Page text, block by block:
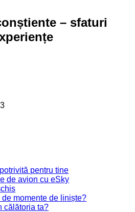
– sfaturi
pentru tine
de avion cu eSky
momente de liniște?
călătoria ta?